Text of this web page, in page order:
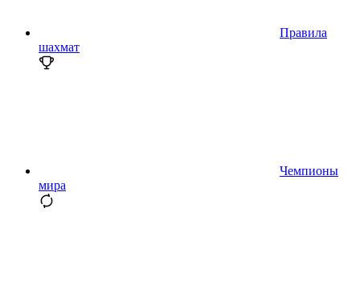
Правила
шахмат
Чемпионы
мира